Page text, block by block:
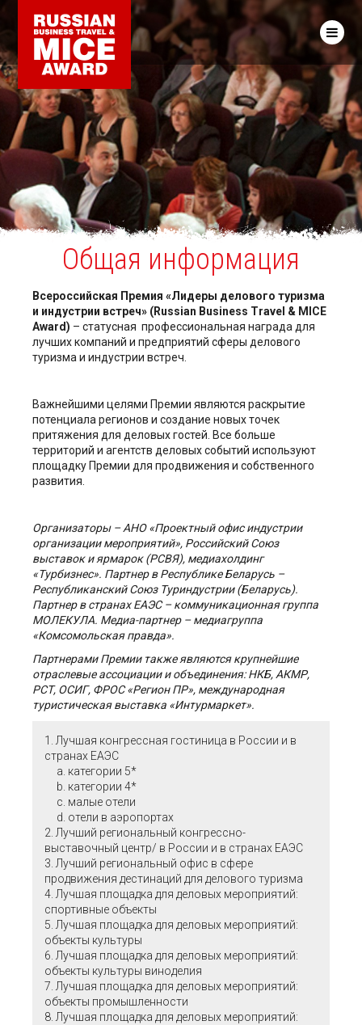
Общая информация
Всероссийская Премия «Лидеры делового туризма
и индустрии встреч» (Russian Business Travel & MICE
Award) – статусная профессиональная награда для
лучших компаний и предприятий сферы делового
туризма и индустрии встреч.
Важнейшими целями Премии являются раскрытие
потенциала регионов и создание новых точек
притяжения для деловых гостей. Все больше
территорий и агентств деловых событий используют
площадку Премии для продвижения и собственного
развития.
Организаторы – АНО «Проектный офис индустрии
организации мероприятий», Российский Союз
выставок и ярмарок (РСВЯ), медиахолдинг
«Турбизнес». Партнер в Республике Беларусь –
Республиканский Союз Туриндустрии (Беларусь).
Партнер в странах ЕАЭС – коммуникационная группа
МОЛЕКУЛА. Медиа-партнер – медиагруппа
«Комсомольская правда».
Партнерами Премии также являются крупнейшие
отраслевые ассоциации и объединения: НКБ, АКМР,
РСТ, ОСИГ, ФРОС «Регион ПР», международная
туристическая выставка «Интурмаркет».
1. Лучшая конгрессная гостиница в России и в
странах ЕАЭС
a. категории 5*
b. категории 4*
c. малые отели
d. отели в аэропортах
2. Лучший региональный конгрессно-
выставочный центр/ в России и в странах ЕАЭС
3. Лучший региональный офис в сфере
продвижения дестинаций для делового туризма
4. Лучшая площадка для деловых мероприятий:
спортивные объекты
5. Лучшая площадка для деловых мероприятий:
объекты культуры
6. Лучшая площадка для деловых мероприятий:
объекты культуры виноделия
7. Лучшая площадка для деловых мероприятий:
объекты промышленности
8. Лучшая площадка для деловых мероприятий: